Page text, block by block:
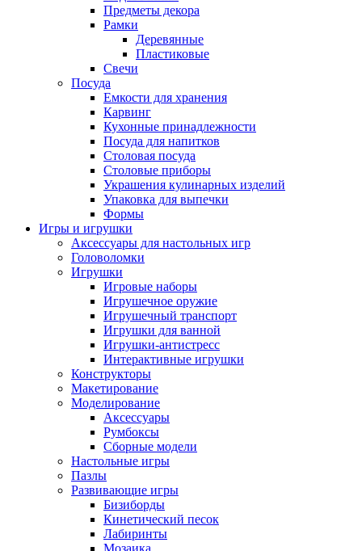
Предметы декора
Рамки
Деревянные
Пластиковые
Свечи
Посуда
Емкости для хранения
Карвинг
Кухонные принадлежности
Посуда для напитков
Столовая посуда
Столовые приборы
Украшения кулинарных изделий
Упаковка для выпечки
Формы
Игры и игрушки
Аксессуары для настольных игр
Головоломки
Игрушки
Игровые наборы
Игрушечное оружие
Игрушечный транспорт
Игрушки для ванной
Игрушки-антистресс
Интерактивные игрушки
Конструкторы
Макетирование
Моделирование
Аксессуары
Румбоксы
Сборные модели
Настольные игры
Пазлы
Развивающие игры
Бизиборды
Кинетический песок
Лабиринты
Мозаика